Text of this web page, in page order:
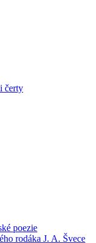
čerty
poezie
rodáka J. A. Švece